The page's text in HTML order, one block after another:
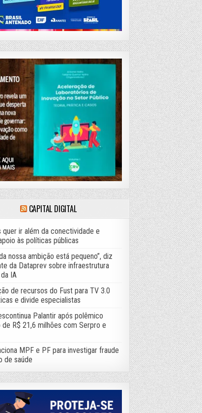
CAPITAL DIGITAL
quer ir além da conectividade e
às políticas públicas
nossa ambição está pequeno”, diz
da Dataprev sobre infraestrutura
IA
de recursos do Fust para TV 3.0
e divide especialistas
Palantir após polêmico
R$ 21,6 milhões com Serpro e
MPF e PF para investigar fraude
de saúde